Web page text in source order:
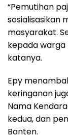
“Pemutihan
sosialisasikan
masyarakat.
kepada warga
katanya.
Epy
keringanan
Nama
kedua, dan
Banten.